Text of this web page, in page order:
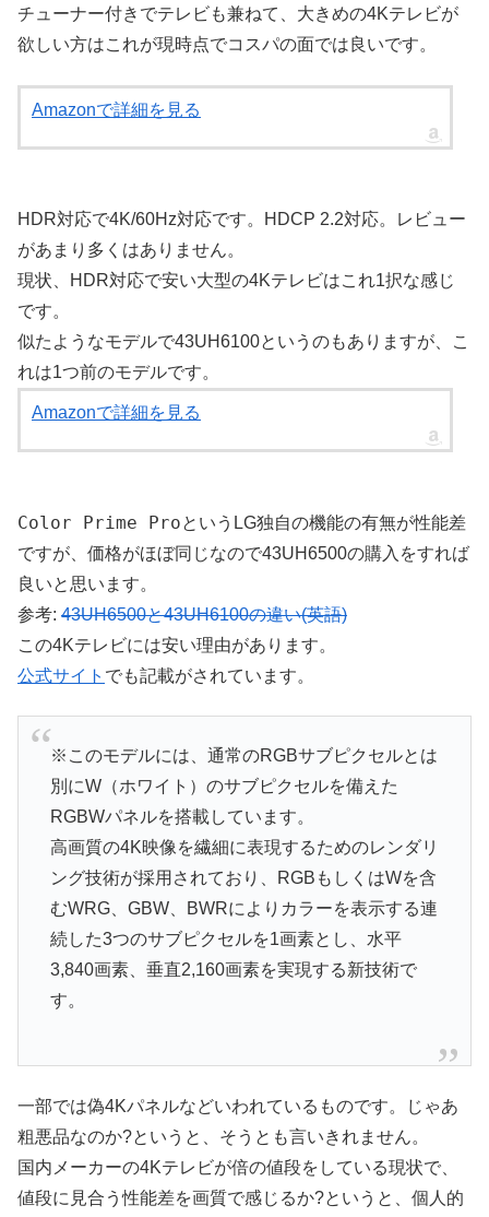
チューナー付きでテレビも兼ねて、大きめの4Kテレビが
欲しい方はこれが現時点でコスパの面では良いです。
Amazonで詳細を見る
HDR対応で4K/60Hz対応です。HDCP 2.2対応。レビュー
があまり多くはありません。
現状、HDR対応で安い大型の4Kテレビはこれ1択な感じ
です。
似たようなモデルで43UH6100というのもありますが、こ
れは1つ前のモデルです。
Amazonで詳細を見る
Color Prime ProというLG独自の機能の有無が性能差
ですが、価格がほぼ同じなので43UH6500の購入をすれば
良いと思います。
参考: 43UH6500と43UH6100の違い(英語)
この4Kテレビには安い理由があります。
公式サイト でも記載がされています。
※このモデルには、通常のRGBサブピクセルとは
別にW（ホワイト）のサブピクセルを備えた
RGBWパネルを搭載しています。
高画質の4K映像を繊細に表現するためのレンダリ
ング技術が採用されており、RGBもしくはWを含
むWRG、GBW、BWRによりカラーを表示する連
続した3つのサブピクセルを1画素とし、水平
3,840画素、垂直2,160画素を実現する新技術で
す。
一部では偽4Kパネルなどいわれているものです。じゃあ
粗悪品なのか?というと、そうとも言いきれません。
国内メーカーの4Kテレビが倍の値段をしている現状で、
値段に見合う性能差を画質で感じるか?というと、個人的